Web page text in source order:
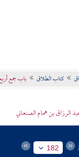
كتاب الطلاق باب جمع
الرزاق بن همام الصنعاني
182